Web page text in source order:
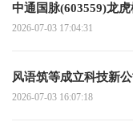
中通国脉(603559)龙
2026-07-03 17:04:31
风语筑等成立科技新
2026-07-03 16:07:18